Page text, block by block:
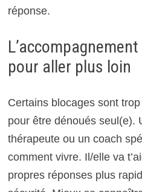
réponse.
pour aller plus loin
Certains blocages sont
pour être dénoués seul(e).
thérapeute ou un coach
comment vivre. Il/elle va
propres réponses plus